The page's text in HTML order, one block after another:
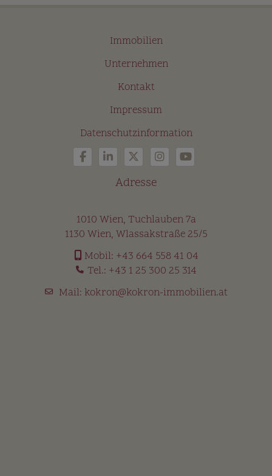
Immobilien
Unternehmen
Kontakt
Impressum
Datenschutzinformation
Adresse
1010 Wien, Tuchlauben 7a
1130 Wien, Wlassakstraße 25/5
Mobil: +43 664 558 41 04
Tel.: +43 1 25 300 25 314
Mail: kokron@kokron-immobilien.at